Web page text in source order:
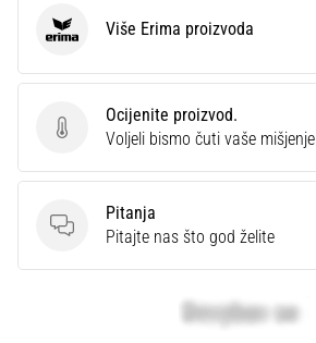
Ocijenite proizvod.
Ocijenite proizvod.
Voljeli bismo čuti vaše mišjenje
Pitanja
Pitanja
Pitajte nas što god želite
Erima Više Erima proizvoda